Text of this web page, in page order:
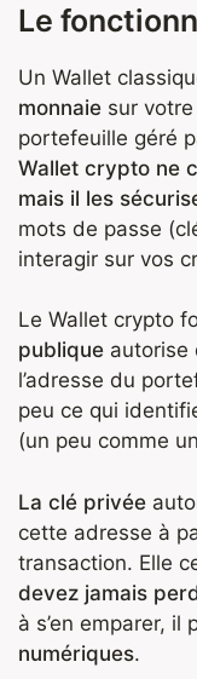
Le
Un Wallet
monnaie sur
portefeuille géré
Wallet crypto ne
mais il les
mots de passe
interagir sur vos
Le Wallet crypto
publique autorise
l’adresse du
peu ce qui
(un peu comme
La clé privée
cette adresse à
transaction. Elle
devez jamais
à s’en emparer, il
numériques.